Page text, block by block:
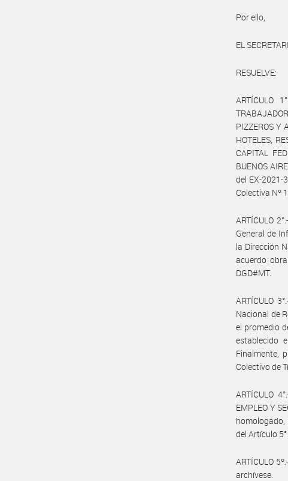
Por ello,
EL
RESUELVE:
ARTÍCULO
PIZZEROS Y
HOTELES,
CAPITAL
BUENOS
del EX-2021-
Colectiva Nº
ARTÍCULO
General de
la Dirección
acuerdo
DGD#MT.
ARTÍCULO
Nacional de
el promedio
establecido
Finalmente,
Colectivo de
ARTÍCULO
EMPLEO Y
del Artículo
ARTÍCULO
archívese.